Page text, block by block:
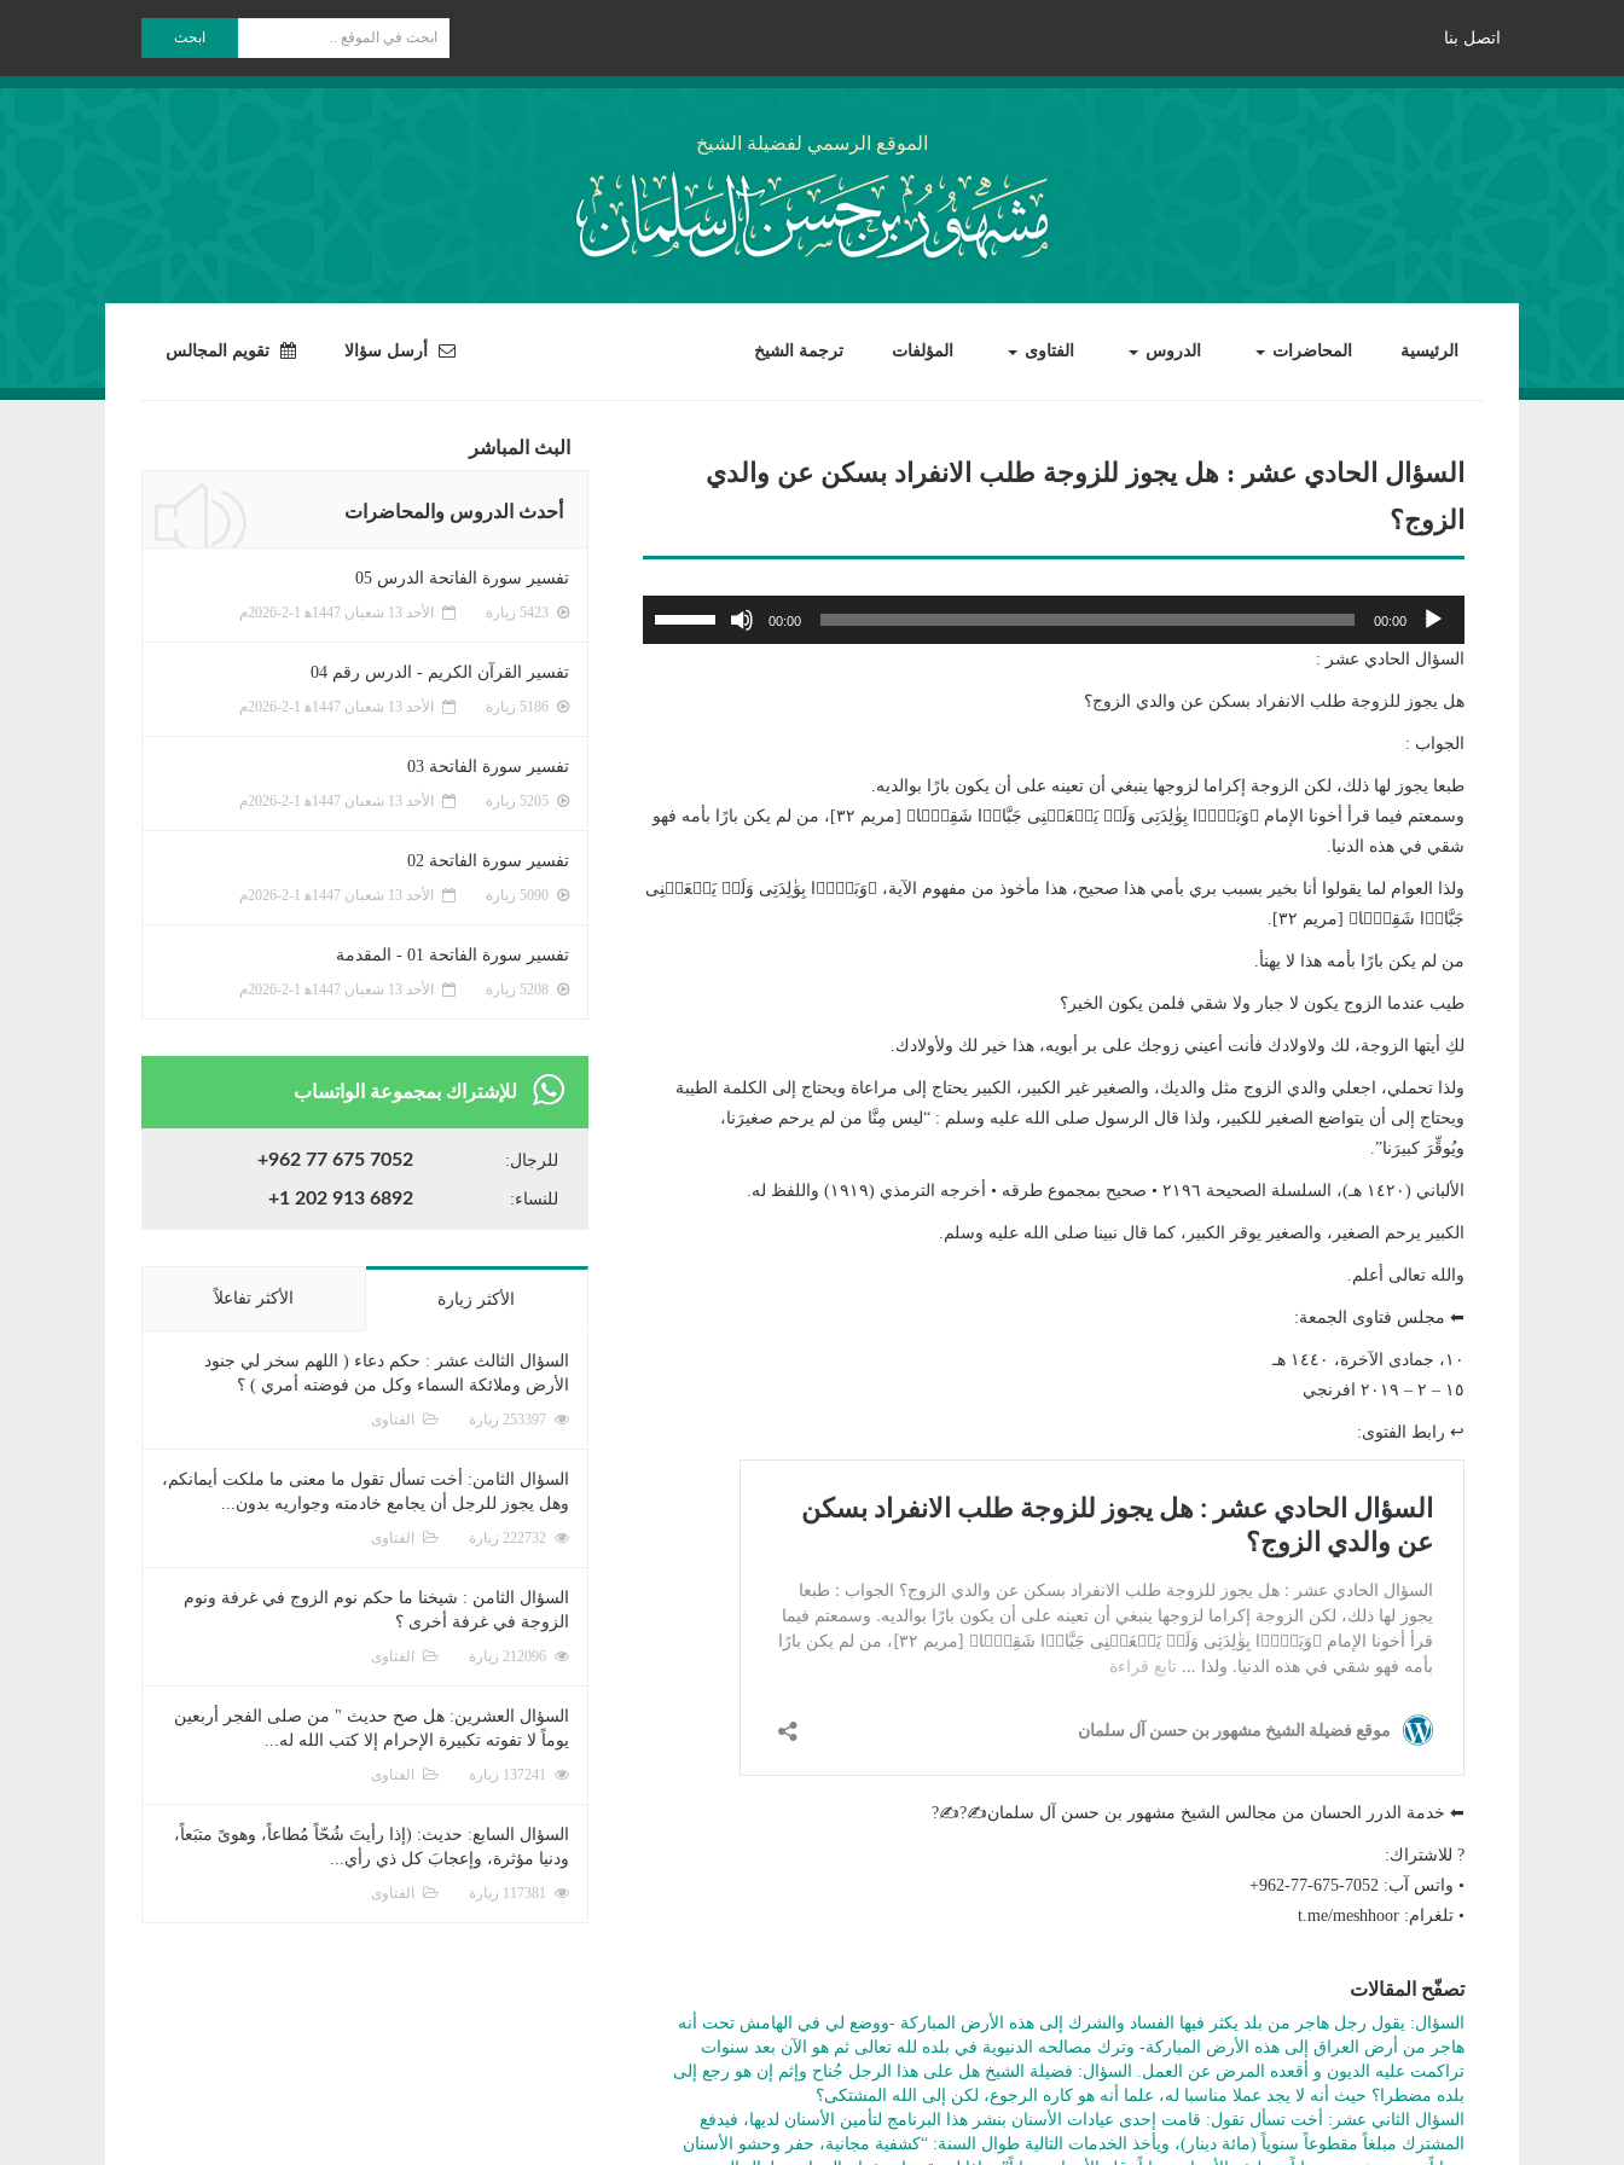
اتصل بنا ابحث
الموقع الرسمي لفضيلة الشيخ
الرئيسية المحاضرات الدروس الفتاوى المؤلفات ترجمة الشيخ أرسل سؤالا تقويم المجالس
السؤال الحادي عشر : هل يجوز للزوجة طلب الانفراد بسكن عن والدي
الزوج؟
مشغل
الصوت
00:00
00:00
خفض
السؤال الحادي عشر :
هل يجوز للزوجة طلب الانفراد بسكن عن والدي الزوج؟
الجواب :
طبعا يجوز لها ذلك، لكن الزوجة إكراما لزوجها ينبغي أن تعينه على أن يكون بارًا بوالديه.
وسمعتم فيما قرأ أخونا الإمام ﴿وَبَرَّۢا بِوَ ٰ⁠لِدَتِی وَلَمۡ یَجۡعَلۡنِی جَبَّارࣰا شَقِیࣰّا﴾ [مريم ٣٢]، من لم يكن بارًا بأمه فهو
شقي في هذه الدنيا.
ولذا العوام لما يقولوا أنا بخير بسبب بري بأمي هذا صحيح، هذا مأخوذ من مفهوم الآية، ﴿وَبَرَّۢا بِوَ ٰ⁠لِدَتِی وَلَمۡ یَجۡعَلۡنِی
جَبَّارࣰا شَقِیࣰّا﴾ [مريم ٣٢].
من لم يكن بارًا بأمه هذا لا يهنأ.
طيب عندما الزوج يكون لا جبار ولا شقي فلمن يكون الخير؟
لكِ أيتها الزوجة، لك ولاولادك فأنت أعيني زوجك على بر أبويه، هذا خير لك ولأولادك.
ولذا تحملي، اجعلي والدي الزوج مثل والديك، والصغير غير الكبير، الكبير يحتاج إلى مراعاة ويحتاج إلى الكلمة الطيبة
ويحتاج إلى أن يتواضع الصغير للكبير، ولذا قال الرسول صلى الله عليه وسلم : “ليس مِنَّا من لم يرحم صغيرَنا،
ويُوقِّرَ كبيرَنا”.
الألباني (١٤٢٠ هـ)، السلسلة الصحيحة ٢١٩٦ • صحيح بمجموع طرقه • أخرجه الترمذي (١٩١٩) واللفظ له.
الكبير يرحم الصغير، والصغير يوقر الكبير، كما قال نبينا صلى الله عليه وسلم.
والله تعالى أعلم.
⬅ مجلس فتاوى الجمعة:
١٠، جمادى الآخرة، ١٤٤٠ هـ
١٥ – ٢ – ٢٠١٩ افرنجي
↩ رابط الفتوى:
⬅ خدمة الدرر الحسان من مجالس الشيخ مشهور بن حسن آل سلمان✍?✍?
? للاشتراك:
• واتس آب: ‎+962-77-675-7052
• تلغرام: t.me/meshhoor
تصفّح المقالات
السؤال: يقول رجل هاجر من بلد يكثر فيها الفساد والشرك إلى هذه الأرض المباركة -ووضع لي في الهامش تحت أنه
هاجر من أرض العراق إلى هذه الأرض المباركة- وترك مصالحه الدنيوية في بلده لله تعالى ثم هو الآن بعد سنوات
تراكمت عليه الديون و أقعده المرض عن العمل. السؤال: فضيلة الشيخ هل على هذا الرجل جُناح وإثم إن هو رجع إلى
بلده مضطرا؟ حيث أنه لا يجد عملا مناسبا له، علما أنه هو كاره الرجوع، لكن إلى الله المشتكى؟
السؤال الثاني عشر: أخت تسأل تقول: قامت إحدى عيادات الأسنان بنشر هذا البرنامج لتأمين الأسنان لديها، فيدفع
المشترك مبلغاً مقطوعاً سنوياً (مائة دينار)، ويأخذ الخدمات التالية طوال السنة: “كشفية مجانية، حفر وحشو الأسنان
البث المباشر
أحدث الدروس والمحاضرات
تفسير سورة الفاتحة الدرس 05
الأحد 13 شعبان 1447ﻫ 1-2-2026م
تفسير القرآن الكريم - الدرس رقم 04
الأحد 13 شعبان 1447ﻫ 1-2-2026م
تفسير سورة الفاتحة 03
الأحد 13 شعبان 1447ﻫ 1-2-2026م
تفسير سورة الفاتحة 02
الأحد 13 شعبان 1447ﻫ 1-2-2026م
تفسير سورة الفاتحة 01 - المقدمة
الأحد 13 شعبان 1447ﻫ 1-2-2026م
للإشتراك بمجموعة الواتساب
للرجال: +962 77 675 7052
للنساء: +1 202 913 6892
الأكثر زيارة الأكثر تفاعلاً
السؤال الثالث عشر : حكم دعاء ( اللهم سخر لي جنود
الأرض وملائكة السماء وكل من فوضته أمري ) ؟
الفتاوى
السؤال الثامن: أخت تسأل تقول ما معنى ما ملكت أيمانكم،
وهل يجوز للرجل أن يجامع خادمته وجواريه بدون...
الفتاوى
السؤال الثامن : شيخنا ما حكم نوم الزوج في غرفة ونوم
الزوجة في غرفة أخرى ؟
الفتاوى
السؤال العشرين: هل صح حديث " من صلى الفجر أربعين
يوماً لا تفوته تكبيرة الإحرام إلا كتب الله له...
الفتاوى
السؤال السابع: حديث: (إذا رأيتَ شُحّاً مُطاعاً، وهوىً متبَعاً،
ودنيا مؤثرة، وإعجابَ كل ذي رأي...
الفتاوى